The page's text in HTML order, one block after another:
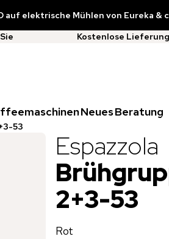
auf elektrische Mühlen von Eureka &
Kostenlose
NeuesBeratung
53
Espazzola
2+3-53
Rot